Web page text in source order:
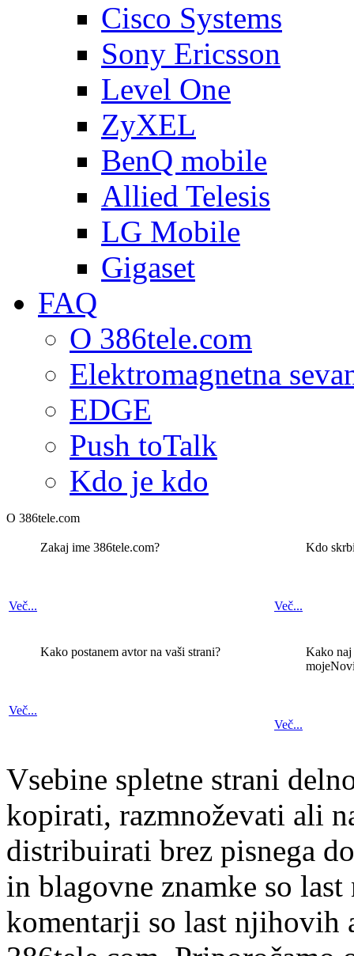
Cisco Systems
Sony Ericsson
Level One
ZyXEL
BenQ mobile
Allied Telesis
LG Mobile
Gigaset
FAQ
O 386tele.com
Elektromagnetna
EDGE
Push toTalk
Kdo je kdo
O 386tele.com
Zakaj ime 386tele.com?
Več...
Kdo
Več...
Kako postanem avtor na vaši strani?
Več...
Kako naj
Več...
Vsebine spletne strani
kopirati, razmnoževati ali
distribuirati brez pisnega
in blagovne znamke so
komentarji so last njihovih